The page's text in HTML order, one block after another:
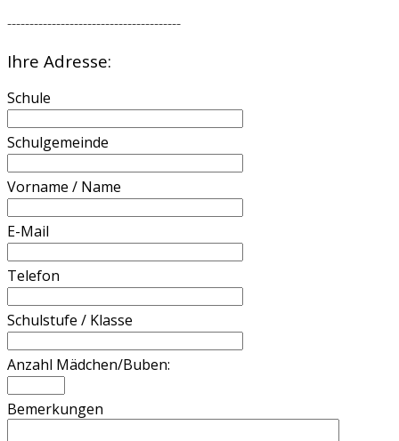
---------------------------------------
Ihre Adresse:
Schule
Schulgemeinde
Vorname / Name
E-Mail
Telefon
Schulstufe / Klasse
Anzahl Mädchen/Buben:
Bemerkungen